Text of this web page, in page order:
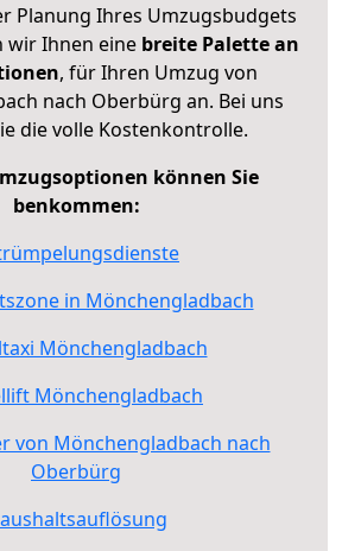
Planung Ihres Umzugsbudgets
wir Ihnen eine breite Palette an
, für Ihren Umzug von
nach Oberbürg an. Bei uns
die volle Kostenkontrolle.
können Sie
benkommen:
in Mönchengladbach
Mönchengladbach
Mönchengladbach
von Mönchengladbach nach
Oberbürg